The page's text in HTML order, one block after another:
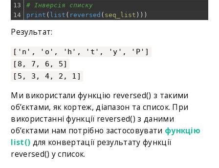
13
14
# Інверсія списку
print ( list ( reversed ( seq_list ) ) )
Результат:
['n', 'o', 'h', 't', 'y', 'P']
[8, 7, 6, 5]
[5, 3, 4, 2, 1]
Ми використали функцію reversed() з такими
об’єктами, як кортеж, діапазон та список. При
використанні функції reversed() з даними
об’єктами нам потрібно застосовувати функцію
list() для конвертації результату функції
reversed() у список.